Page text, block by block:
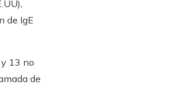
de IgE
y 13 no
de